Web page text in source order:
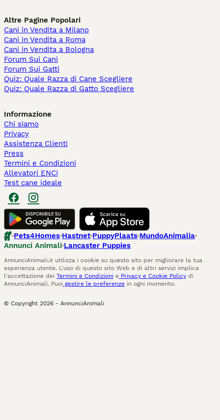
Altre Pagine Popolari
Cani in Vendita a Milano
Cani in Vendita a Roma
Cani in Vendita a Bologna
Forum Sui Cani
Forum Sui Gatti
Quiz: Quale Razza di Cane Scegliere
Quiz: Quale Razza di Gatto Scegliere
Informazione
Chi siamo
Privacy
Assistenza Clienti
Press
Termini e Condizioni
Allevatori ENCI
Test cane ideale
Pets4Homes Hastnet PuppyPlaats MundoAnimalia
Annunci Animali Lancaster Puppies
AnnunciAnimali.it utilizza i cookie su questo sito per migliorare la tua
esperienza utente. L'uso di questo sito Web e di altri servizi implica
l'accettazione dei Termini e Condizioni e Privacy e Cookie Policy di
AnnunciAnimali. Puoi gestire le preferenze in ogni momento.
© Copyright 2026 - AnnunciAnimali